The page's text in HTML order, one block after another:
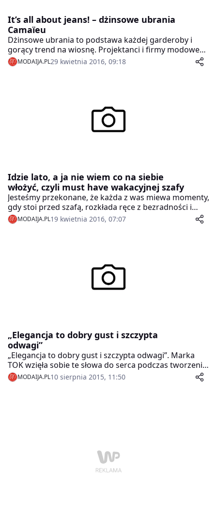
It’s all about jeans! – dżinsowe ubrania
Camaïeu
Dżinsowe ubrania to podstawa każdej garderoby i
gorący trend na wiosnę. Projektanci i firmy modowe
uwielbiają sięgać po ten materiał, bo jest uniwersalny,
ponadczasowy i stwarza świetnie pole do stylizacji.
na sezon wiosna-lato 2016.
MODAIJA.PL29 kwietnia 2016, 09:18
Idzie lato, a ja nie wiem co na siebie
włożyć, czyli must have wakacyjnej szafy
Jesteśmy przekonane, że każda z was miewa momenty,
gdy stoi przed szafą, rozkłada ręce z bezradności i
mówi do siebie: „Znowu nie mam się w co ubrać!”.
Mimo, że szafa pęka w szwach… Przychodzimy z
MODAIJA.PL19 kwietnia 2016, 07:07
„Elegancja to dobry gust i szczypta
odwagi”
„Elegancja to dobry gust i szczypta odwagi”. Marka
TOK wzięła sobie te słowa do serca podczas tworzenia
nowej kolekcji. Wszystkie jesienno-zimowe projekty
odznaczają się klasyką wzbogaconą o nietuzinkowe
MODAIJA.PL10 sierpnia 2015, 11:50